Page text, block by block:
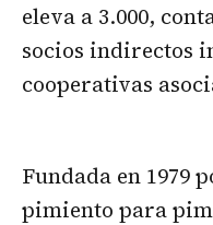
eleva a 3.000,
socios indirectos
cooperativas
Fundada en 1979
pimiento para